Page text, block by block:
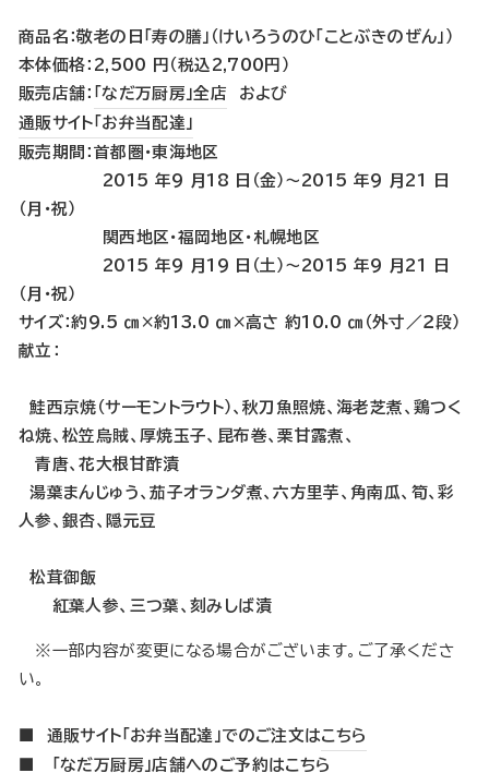
商品名：敬老の日「寿の膳」（けいろうのひ「ことぶきのぜん」）
本体価格：2,500 円（税込2,700円）
販売店舗：
「なだ万厨房」全店 および
通販サイト「お弁当配達」
販売期間：首都圏・東海地区
2015 年9 月18 日（金）〜2015 年9 月21 日
（月・祝）
関西地区・福岡地区・札幌地区
2015 年9 月19 日（土）〜2015 年9 月21 日
（月・祝）
サイズ：約9.5 ㎝×約13.0 ㎝×高さ 約10.0 ㎝（外寸／２段）
献立：
鮭西京焼（サーモントラウト）、秋刀魚照焼、海老芝煮、鶏つく
ね焼、松笠烏賊、厚焼玉子、昆布巻、栗甘露煮、
青唐、花大根甘酢漬
湯葉まんじゅう、茄子オランダ煮、六方里芋、角南瓜、筍、彩
人参、銀杏、隠元豆
松茸御飯
紅葉人参、三つ葉、刻みしば漬
※一部内容が変更になる場合がございます。ご了承くださ
い。
■ 通販サイト「お弁当配達」でのご注文はこちら
■ 「なだ万厨房」店舗へのご予約はこちら